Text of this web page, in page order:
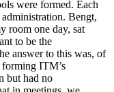
were formed. Each
Bengt,
room one day, sat
to be the
answer to this was, of
forming ITM’s
but had no